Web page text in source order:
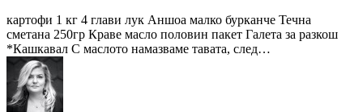
картофи 1 кг 4 глави лук Аншоа малко бурканче Течна
сметана 250гр Краве масло половин пакет Галета за разкош
*Кашкавал С маслото намазваме тавата, след…